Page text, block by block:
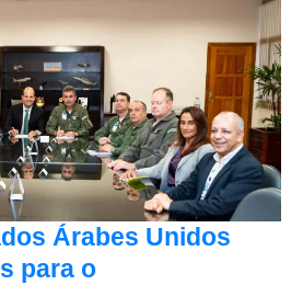
Árabes Unidos
para o